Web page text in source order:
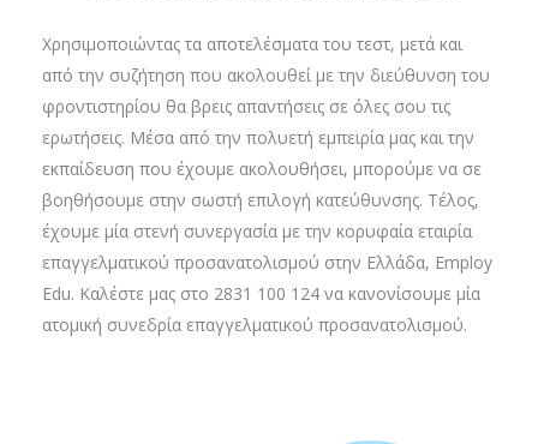
Χρησιμοποιώντας τα αποτελέσματα του τεστ, μετά και
από την συζήτηση που ακολουθεί με την διεύθυνση του
φροντιστηρίου θα βρεις απαντήσεις σε όλες σου τις
ερωτήσεις. Μέσα από την πολυετή εμπειρία μας και την
εκπαίδευση που έχουμε ακολουθήσει, μπορούμε να σε
βοηθήσουμε στην σωστή επιλογή κατεύθυνσης. Τέλος,
έχουμε μία στενή συνεργασία με την κορυφαία εταιρία
επαγγελματικού προσανατολισμού στην Ελλάδα, Employ
Edu. Καλέστε μας στο 2831 100 124 να κανονίσουμε μία
ατομική συνεδρία επαγγελματικού προσανατολισμού.